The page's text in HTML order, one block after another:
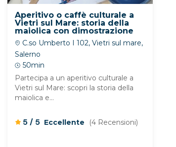
Aperitivo o caffè culturale a
Vietri sul Mare: storia della
maiolica con dimostrazione
del tornio (tutto l’anno)
C.so Umberto I 102, Vietri sul mare,
Salerno
50min
Partecipa a un aperitivo culturale a
Vietri sul Mare: scopri la storia della
maiolica e...
5 /5 Eccellente (4 Recensioni)